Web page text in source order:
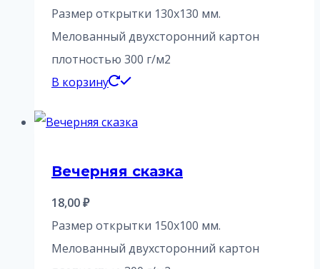
Размер открытки 130х130 мм.
Мелованный двухсторонний картон
плотностью 300 г/м2
В корзину
Вечерняя сказка
18,00₽
Размер открытки 150х100 мм.
Мелованный двухсторонний картон